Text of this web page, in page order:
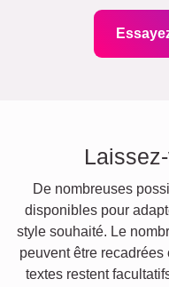
De nombreuses
disponibles pour
style souhaité. Le
peuvent être
textes restent